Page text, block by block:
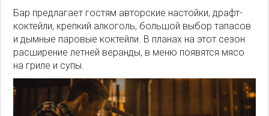
Бар предлагает гостям авторские настойки, драфт-
коктейли, крепкий алкоголь, большой выбор тапасов
и дымные паровые коктейли. В планах на этот сезон
расширение летней веранды, в меню появятся мясо
на гриле и супы.